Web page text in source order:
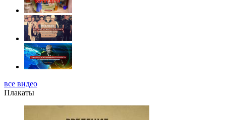
все видео
Плакаты